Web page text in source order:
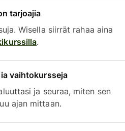
tarjoajia
Wisella siirrät rahaa aina
.
vaihtokursseja
ja seuraa, miten sen
ajan mittaan.